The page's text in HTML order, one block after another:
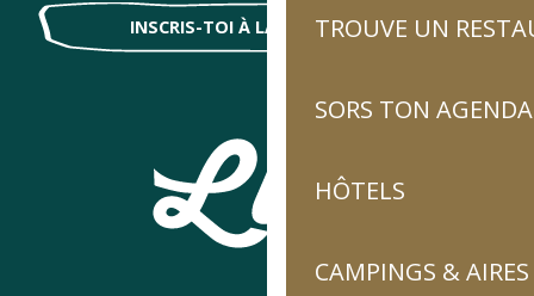
TROUVE UN
SORS TON AGENDA
HÔTELS
CAMPINGS &
INSCRIS-TOI À LA NEWSLETTER !